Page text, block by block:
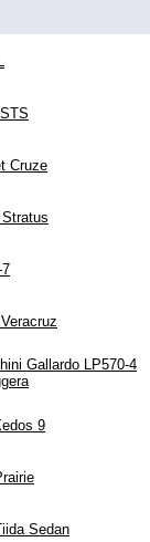
Cruze
Gallardo LP570-4
9
Sedan